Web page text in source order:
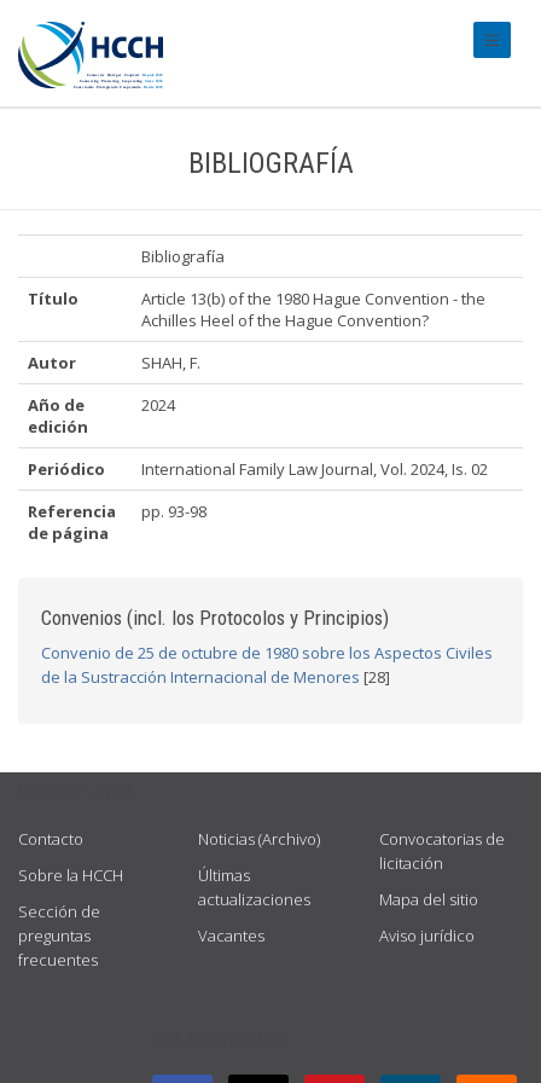
BIBLIOGRAFÍA
Bibliografía
Título
Article 13(b) of the 1980 Hague Convention - the
Achilles Heel of the Hague Convention?
Autor
SHAH, F.
Año de
edición
2024
Periódico
International Family Law Journal, Vol. 2024, Is. 02
Referencia
de página
pp. 93-98
Convenios (incl. los Protocolos y Principios)
Convenio de 25 de octubre de 1980 sobre los Aspectos Civiles
de la Sustracción Internacional de Menores [28]
Contacto
Sobre la HCCH
Sección de
preguntas
frecuentes
Noticias (Archivo)
Últimas
actualizaciones
Vacantes
Convocatorias de
licitación
Mapa del sitio
Aviso jurídico